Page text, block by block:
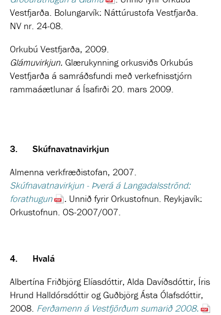
Vestfjarða. Bolungarvík: Náttúrustofa Vestfjarða.
NV nr. 24-08.
Orkubú Vestfjarða, 2009.
Glámuvirkjun. Glærukynning orkusviðs Orkubús
Vestfjarða á samráðsfundi með verkefnisstjórn
rammaáætlunar á Ísafirði 20. mars 2009.
3.
Skúfnavatnavirkjun
Almenna verkfræðistofan, 2007.
Skúfnavatnavirkjun - Þverá á Langadalsströnd:
forathugun
. Unnið fyrir Orkustofnun. Reykjavík:
Orkustofnun. OS-2007/007.
4. Hvalá
Albertína Friðbjörg Elíasdóttir, Alda Davíðsdóttir, Íris
Hrund Halldórsdóttir og Guðbjörg Ásta Ólafsdóttir,
2008. Ferðamenn á Vestfjörðum sumarið 2008.